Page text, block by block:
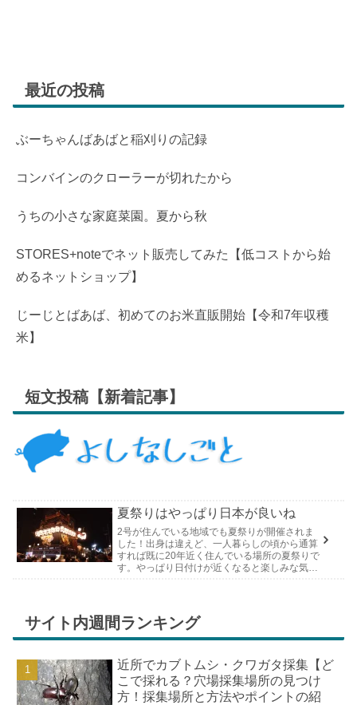
最近の投稿
ぶーちゃんばあばと稲刈りの記録
コンバインのクローラーが切れたから
うちの小さな家庭菜園。夏から秋
STORES+noteでネット販売してみた【低コストから始
めるネットショップ】
じーじとばあば、初めてのお米直販開始【令和7年収穫
米】
短文投稿【新着記事】
夏祭りはやっぱり日本が良いね
2号が住んでいる地域でも夏祭りが開催されま
した！出身は違えど、一人暮らしの頃から通算
すれば既に20年近く住んでいる場所の夏祭りで
す。やっぱり日付けが近くなると楽しみな気持
サイト内週間ランキング
近所でカブトムシ・クワガタ採集【ど
こで採れる？穴場採集場所の見つけ
方！採集場所と方法やポイントの紹